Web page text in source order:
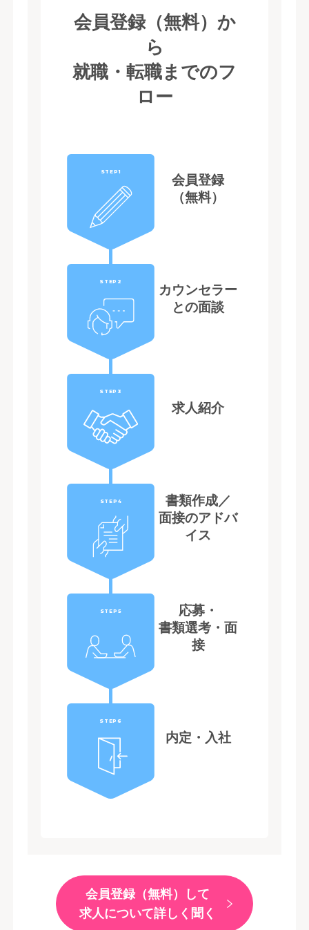
会員登録（無料）か
ら
就職・転職までのフ
ロー
STEP1
会員登録
（無料）
STEP2
カウンセラー
との面談
STEP3
求人紹介
STEP4
書類作成／
面接のアドバ
イス
STEP5
応募・
書類選考・面
接
STEP6
内定・入社
会員登録（無料）して
求人について詳しく聞く